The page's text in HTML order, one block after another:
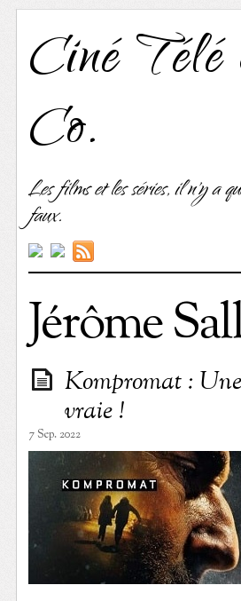
Ciné
Co.
Les films et les séries, il n'y a
faux.
Jérôme
Kompromat :
vraie !
7 Sep. 2022